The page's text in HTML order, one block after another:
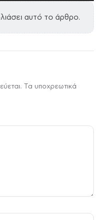
αυτό το άρθρο.
Τα υποχρεωτικά